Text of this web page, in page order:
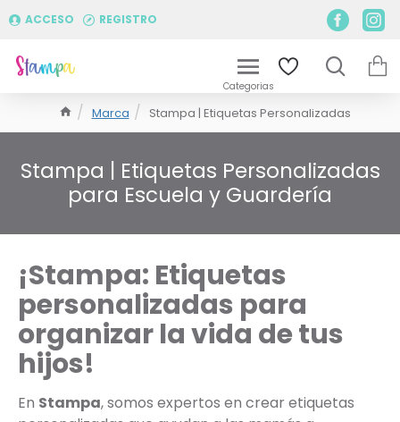
ACCESO REGISTRO
Marca Stampa | Etiquetas Personalizadas
Stampa | Etiquetas Personalizadas
para Escuela y Guardería
¡Stampa: Etiquetas
personalizadas para
organizar la vida de tus
hijos!
En Stampa, somos expertos en crear etiquetas